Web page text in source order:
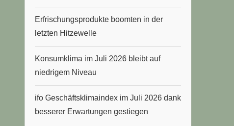
Erfrischungsprodukte boomten in der
letzten Hitzewelle
Konsumklima im Juli 2026 bleibt auf
niedrigem Niveau
ifo Geschäftsklimaindex im Juli 2026 dank
besserer Erwartungen gestiegen